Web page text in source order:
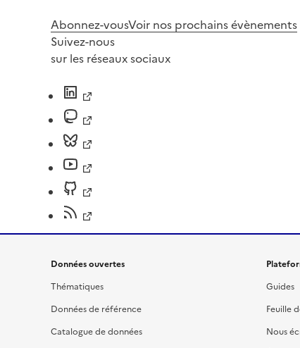
Abonnez-vousVoir nos prochains évènements
Suivez-nous
sur les réseaux sociaux
Données ouvertes
Thématiques
Données de référence
Catalogue de données
Guides
Feuille
Nous